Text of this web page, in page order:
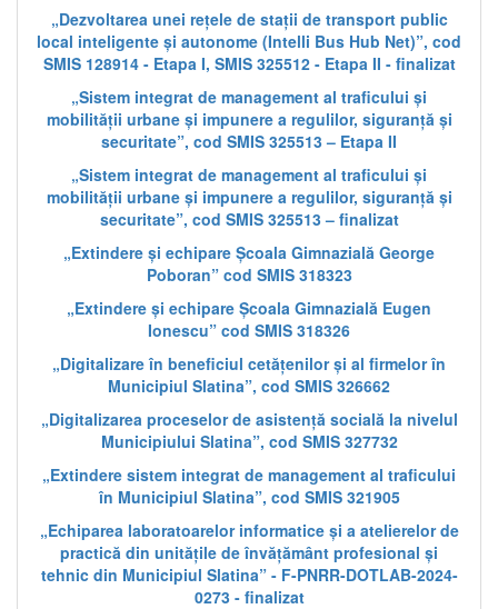
„Dezvoltarea unei rețele de stații de transport public
local inteligente și autonome (Intelli Bus Hub Net)”, cod
SMIS 128914 - Etapa I, SMIS 325512 - Etapa II - finalizat
„Sistem integrat de management al traficului și
mobilității urbane și impunere a regulilor, siguranță și
securitate”, cod SMIS 325513 – Etapa II
„Sistem integrat de management al traficului și
mobilității urbane și impunere a regulilor, siguranță și
securitate”, cod SMIS 325513 – finalizat
„Extindere și echipare Școala Gimnazială George
Poboran” cod SMIS 318323
„Extindere și echipare Școala Gimnazială Eugen
Ionescu” cod SMIS 318326
„Digitalizare în beneficiul cetățenilor și al firmelor în
Municipiul Slatina”, cod SMIS 326662
„Digitalizarea proceselor de asistență socială la nivelul
Municipiului Slatina”, cod SMIS 327732
„Extindere sistem integrat de management al traficului
în Municipiul Slatina”, cod SMIS 321905
„Echiparea laboratoarelor informatice și a atelierelor de
practică din unitățile de învățământ profesional și
tehnic din Municipiul Slatina” - F-PNRR-DOTLAB-2024-
0273 - finalizat